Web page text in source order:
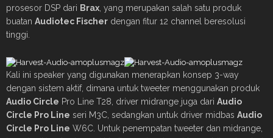
prosesor DSP dari Brax , yang merupakan salah satu produk
buatan Audiotec Fischer dengan fitur 12 channel beresolusi
tinggi.
Kali ini speaker yang digunakan menerapkan konsep 3-way
dengan sistem aktif, dimana untuk tweeter menggunakan produk
Audio Circle Pro Line T28, driver midrange juga dari Audio
Circle Pro Line seri M3C, sedangkan untuk driver midbas Audio
Circle Pro Line W6C. Untuk penempatan tweeter dan midrange,